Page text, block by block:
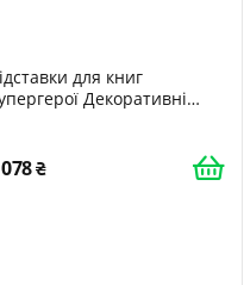
для книг
Декоративні